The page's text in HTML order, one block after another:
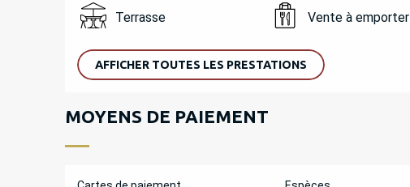
Terrasse Vente à emporter
AFFICHER TOUTES LES PRESTATIONS
MOYENS DE PAIEMENT